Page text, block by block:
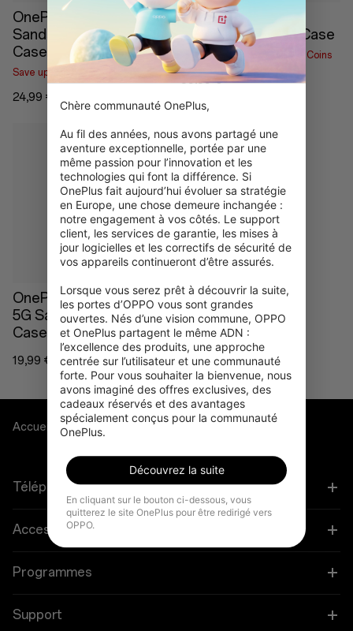
OnePlus 15R
Sandstone Magnetic
Case
Save up to 1,25 € With RedCoins
24,99 €
OnePlus 15 Hole-
Pattern Magnetic Case
Save up to 2,00 € With RedCoins
39,99 €
En rupture de stock
OnePlus Nord CE4 Lite
5G Sandstone Bumper
Case
19,99 €
Accueil Cases & Protection
Téléphones
OnePlus 15
Accessoires
Tablette
Programmes
Associez vos appareils OnePlus
Support
Chère communauté OnePlus,
Au fil des années, nous avons partagé une
aventure exceptionnelle, portée par une
même passion pour l’innovation et les
technologies qui font la différence. Si
OnePlus fait aujourd’hui évoluer sa stratégie
en Europe, une chose demeure inchangée :
notre engagement à vos côtés. Le support
client, les services de garantie, les mises à
jour logicielles et les correctifs de sécurité de
vos appareils continueront d’être assurés.
Lorsque vous serez prêt à découvrir la suite,
les portes d’OPPO vous sont grandes
ouvertes. Nés d’une vision commune, OPPO
et OnePlus partagent le même ADN :
l’excellence des produits, une approche
centrée sur l’utilisateur et une communauté
forte. Pour vous souhaiter la bienvenue, nous
avons imaginé des offres exclusives, des
cadeaux réservés et des avantages
spécialement conçus pour la communauté
OnePlus.
Découvrez la suite
En cliquant sur le bouton ci-dessous, vous
quitterez le site OnePlus pour être redirigé vers
OPPO.